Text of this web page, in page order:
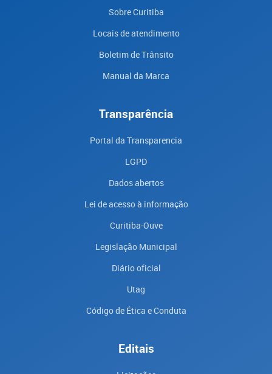
Sobre Curitiba
Locais de atendimento
Boletim de Trânsito
Manual da Marca
Transparência
Portal da Transparencia
LGPD
Dados abertos
Lei de acesso à informação
Curitiba-Ouve
Legislação Municipal
Diário oficial
Utag
Código de Ética e Conduta
Editais